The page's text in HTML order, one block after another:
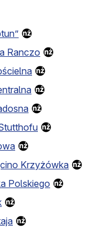
Ranczo
Krzyżówka
Polskiego